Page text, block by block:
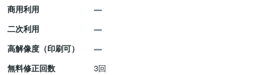
商用利用
二次利用
高解像度（印刷可）
無料修正回数
3回